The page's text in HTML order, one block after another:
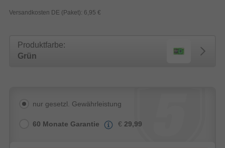
Versandkosten DE (Paket): 6,95 €
Produktfarbe:
Grün
nur gesetzl. Gewährleistung
60 Monate Garantie € 29,99